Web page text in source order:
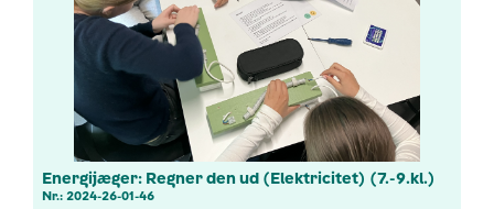
Energijæger: Regner den ud (Elektricitet) (7.-9.kl.)
Nr.: 2024-26-01-46